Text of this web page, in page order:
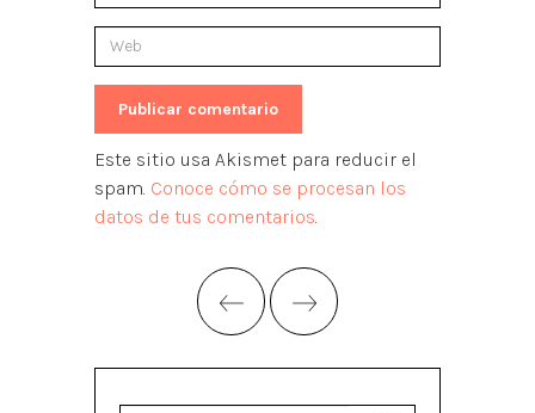
Este sitio usa Akismet para reducir el
spam. Conoce cómo se procesan los
datos de tus comentarios